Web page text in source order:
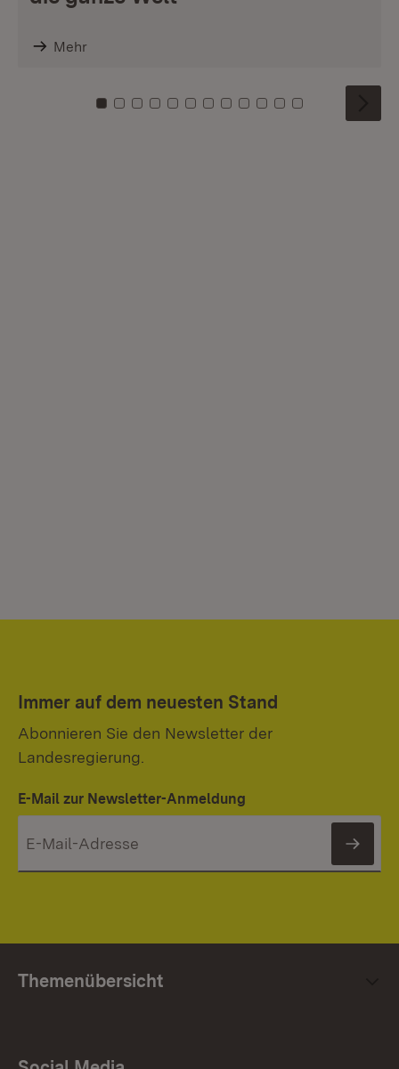
Mehr
Zu Kachel: 0
Zu Kachel: 1
Zu Kachel: 2
Zu Kachel: 3
Zu Kachel: 4
Zu Kachel: 5
Zu Kachel: 6
Zu Kachel: 7
Zu Kachel: 8
Zu Kachel: 9
Zu Kachel: 10
Zu Kachel: 11
Immer auf dem neuesten Stand
Abonnieren Sie den Newsletter der
Landesregierung.
E-Mail zur Newsletter-Anmeldung
Themenübersicht